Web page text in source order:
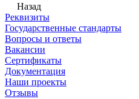
Назад
Реквизиты
Государственные стандарты
Вопросы и ответы
Вакансии
Сертификаты
Документация
Наши проекты
Отзывы